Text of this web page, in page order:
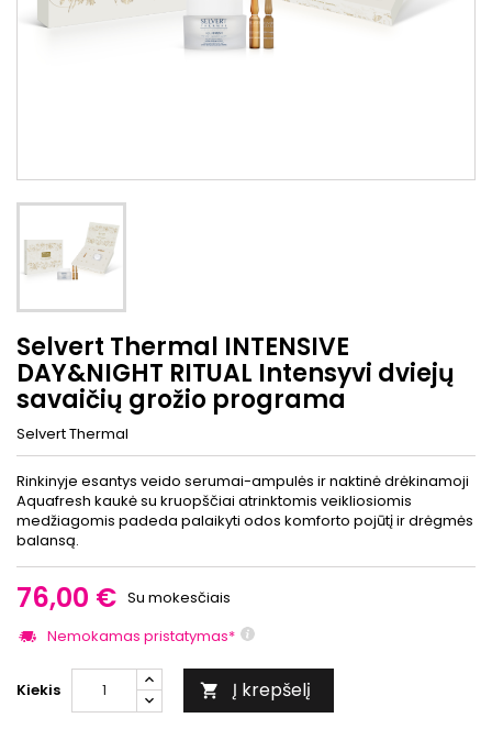
Selvert Thermal INTENSIVE
DAY&NIGHT RITUAL Intensyvi dviejų
savaičių grožio programa
Selvert Thermal
Rinkinyje esantys veido serumai-ampulės ir naktinė drėkinamoji
Aquafresh kaukė su kruopščiai atrinktomis veikliosiomis
medžiagomis padeda palaikyti odos komforto pojūtį ir drėgmės
balansą.
76,00 € Su mokesčiais
Nemokamas pristatymas*
Kiekis  Į krepšelį